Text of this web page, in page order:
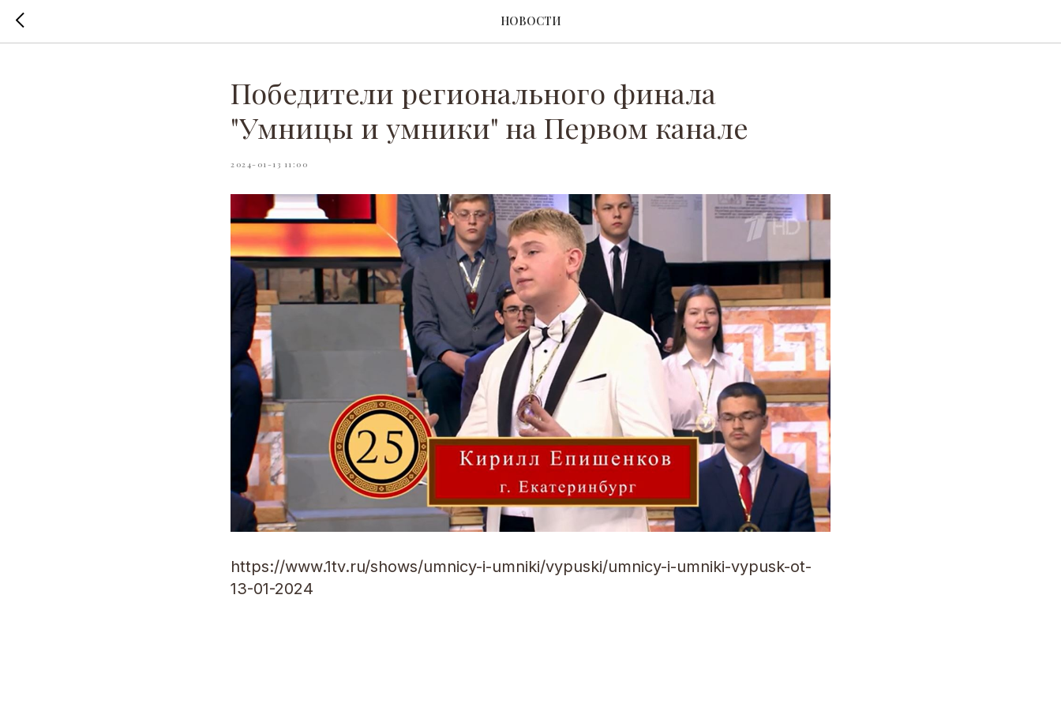
НОВОСТИ
Победители регионального финала
"Умницы и умники" на Первом канале
2024-01-13 11:00
https://www.1tv.ru/shows/umnicy-i-umniki/vypuski/umnicy-i-umniki-vypusk-ot-
13-01-2024